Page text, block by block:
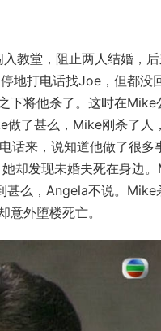
教堂，阻止两人结婚，
地打电话找Joe，但都没
下将他杀了。这时在Mike
了甚么，Mike刚杀了人
话来，说知道他做了很多
却发现未婚夫死在身边
么，Angela不说。Mike
外堕楼死亡。